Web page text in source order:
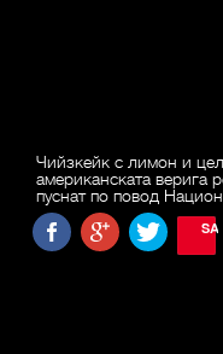
Чийзкейк с лимон и
американската верига
пуснат по повод